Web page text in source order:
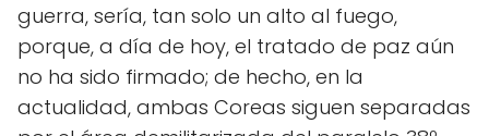
guerra, sería, tan solo un alto al fuego,
porque, a día de hoy, el tratado de paz aún
no ha sido firmado; de hecho, en la
actualidad, ambas Coreas siguen separadas